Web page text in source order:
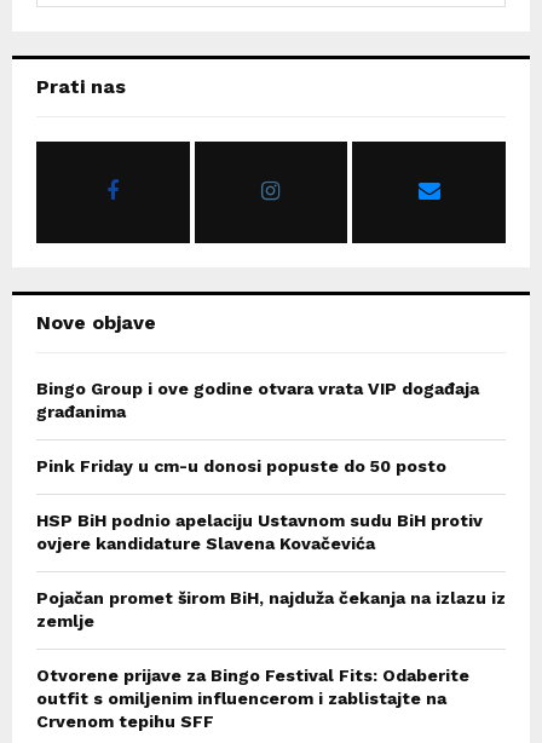
hPrati nas
Nove objave
Bingo Group i ove godine otvara vrata VIP događaja
građanima
Pink Friday u cm-u donosi popuste do 50 posto
HSP BiH podnio apelaciju Ustavnom sudu BiH protiv
ovjere kandidature Slavena Kovačevića
Pojačan promet širom BiH, najduža čekanja na izlazu iz
zemlje
Otvorene prijave za Bingo Festival Fits: Odaberite
outfit s omiljenim influencerom i zablistajte na
Crvenom tepihu SFF